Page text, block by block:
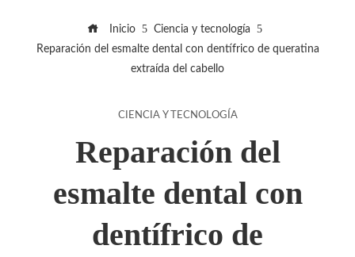
Inicio
Ciencia y tecnología
Reparación del esmalte dental con dentífrico de queratina
extraída del cabello
CIENCIA Y TECNOLOGÍA
Reparación del
esmalte dental con
dentífrico de